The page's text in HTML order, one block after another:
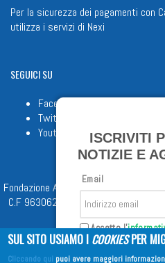
Per la sicurezza dei pagamenti con
utilizza i servizi di Nexi
SEGUICISU
Facebook
Twitter
Youtube
Fondazione Apostolicam
C.F 96306220581 - REA 888781
ISCRIVITI
NOTIZIE E
Email
Accetto l'
SUL SITO USIAMO I COOKIESPER
Cliccando qui puoi avere maggiori